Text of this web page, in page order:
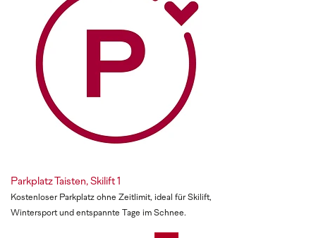
Parkplatz Taisten, Skilift 1
Kostenloser Parkplatz ohne Zeitlimit, ideal für Skilift,
Wintersport und entspannte Tage im Schnee.